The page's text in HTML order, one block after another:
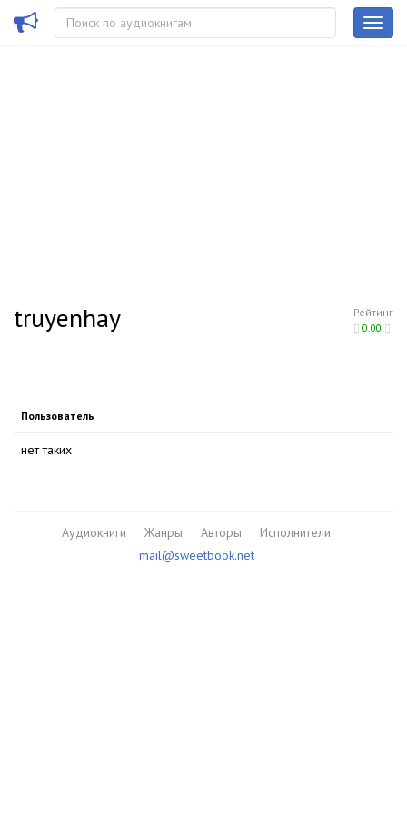
Рейтинг
0.00
truyenhay
Пользователь
нет таких
Аудиокниги Жанры Авторы
Исполнители
mail@sweetbook.net